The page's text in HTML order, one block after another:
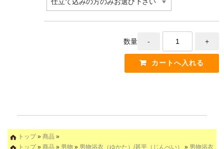
数量
トップ» 商品 »
トップ» 商品 » 男物 » 男物浴衣（ゆかた）/甚平（じんべい） » 男物浴衣